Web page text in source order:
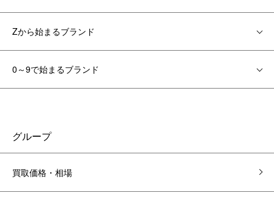
Zから始まるブランド
0～9で始まるブランド
グループ
買取価格・相場